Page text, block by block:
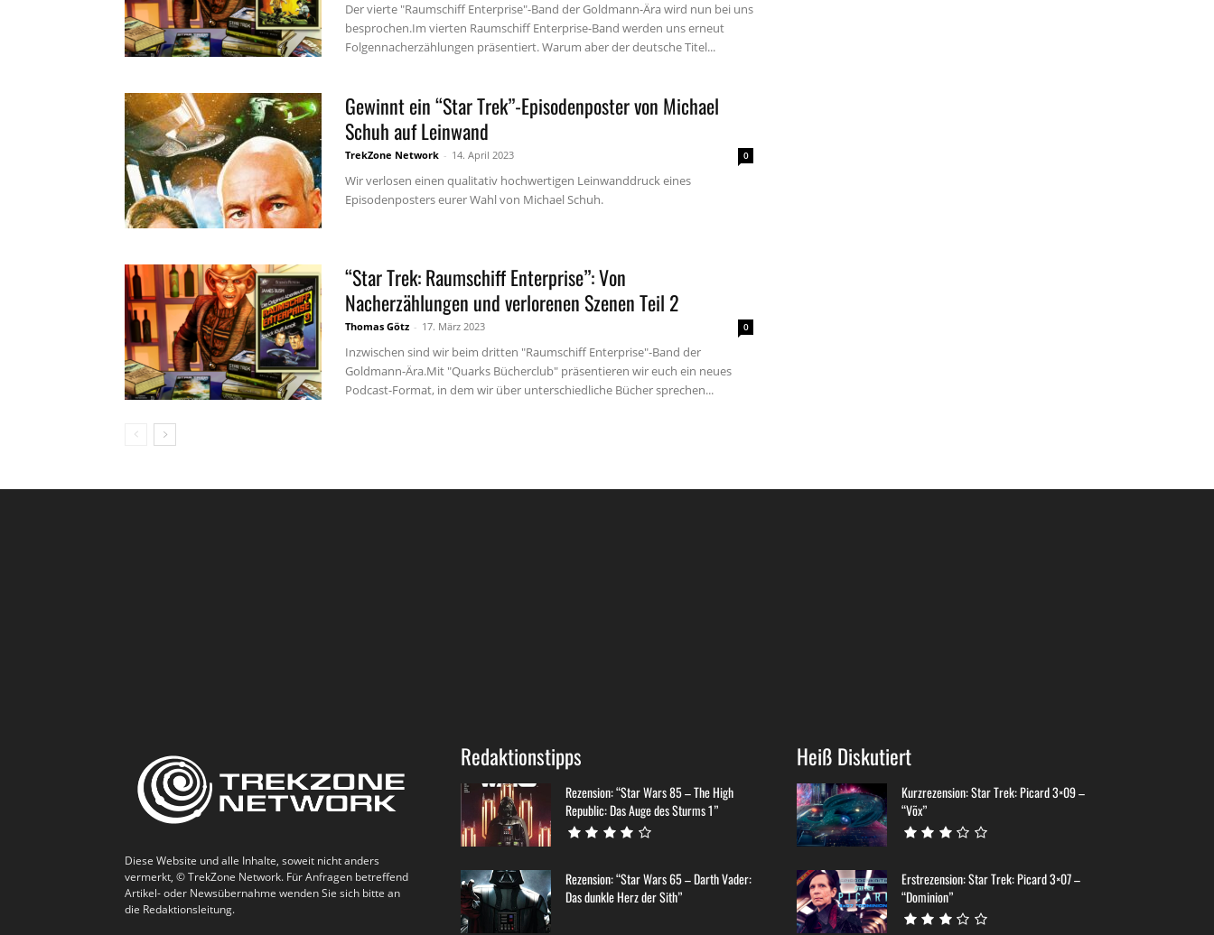
Der vierte "Raumschiff Enterprise"-Band der Goldmann-Ära wird nun bei uns
besprochen.Im vierten Raumschiff Enterprise-Band werden uns erneut
Folgennacherzählungen präsentiert. Warum aber der deutsche Titel...
Gewinnt ein “Star Trek”-Episodenposter von Michael
Schuh auf Leinwand
TrekZone Network - 14. April 2023 0
Wir verlosen einen qualitativ hochwertigen Leinwanddruck eines
Episodenposters eurer Wahl von Michael Schuh.
“Star Trek: Raumschiff Enterprise”: Von
Nacherzählungen und verlorenen Szenen Teil 2
Thomas Götz - 17. März 2023 0
Inzwischen sind wir beim dritten "Raumschiff Enterprise"-Band der
Goldmann-Ära.Mit "Quarks Bücherclub" präsentieren wir euch ein neues
Podcast-Format, in dem wir über unterschiedliche Bücher sprechen...
Diese Website und alle Inhalte, soweit nicht anders
vermerkt, © TrekZone Network. Für Anfragen betreffend
Artikel- oder Newsübernahme wenden Sie sich bitte an
die Redaktionsleitung.
Redaktionstipps
Rezension: “Star Wars 85 – The High
Republic: Das Auge des Sturms 1”
Rezension: “Star Wars 65 – Darth Vader:
Das dunkle Herz der Sith”
Heiß Diskutiert
Kurzrezension: Star Trek: Picard 3×09 –
“Võx”
Erstrezension: Star Trek: Picard 3×07 –
“Dominion”